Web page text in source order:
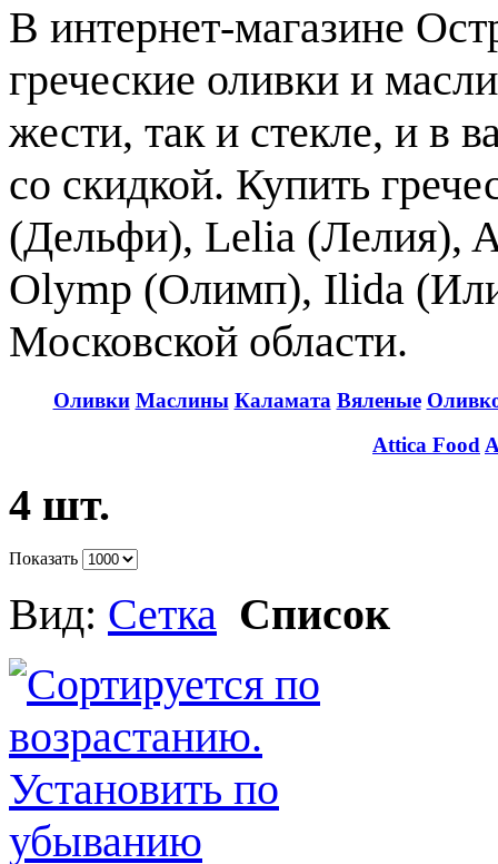
В интернет-магазине
греческие оливки и
жести, так и стекле, и в
со скидкой. Купить
(Дельфи), Lelia (Лелия),
Olymp (Олимп), Ilida
Московской области.
Оливки Маслины Каламата Вяленые
Attica Food
4 шт.
Показать
Вид: Сетка Список